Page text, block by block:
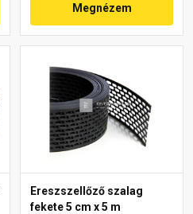
Megnézem
Ereszszellőző szalag
fekete 5 cm x 5 m